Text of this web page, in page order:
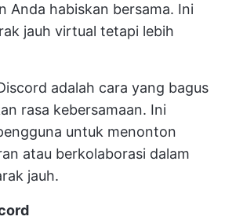
Anda habiskan bersama. Ini
jauh virtual tetapi lebih
adalah cara yang bagus
rasa kebersamaan. Ini
untuk menonton
atau berkolaborasi dalam
jauh.